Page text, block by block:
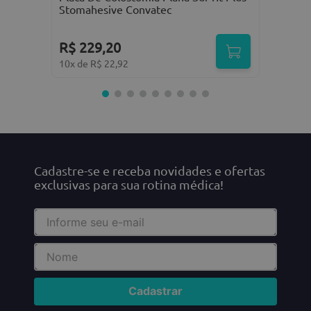
Stomahesive Convatec
R$ 229,20
10x de R$ 22,92
Cadastre-se e receba novidades e ofertas
exclusivas para sua rotina médica!
Cadastrar